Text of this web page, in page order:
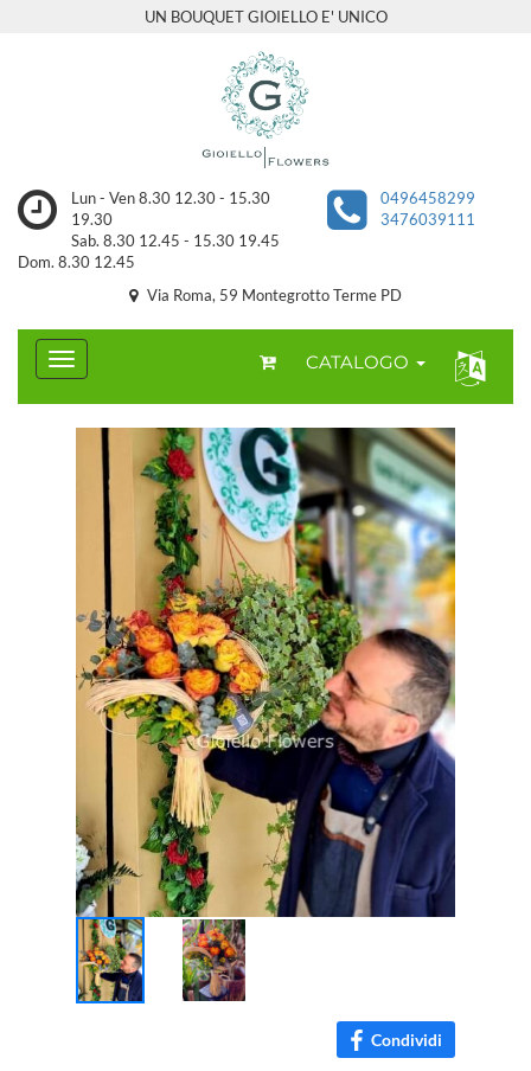
UN BOUQUET GIOIELLO E' UNICO
Lun - Ven 8.30 12.30 - 15.30
19.30
Sab. 8.30 12.45 - 15.30 19.45
Dom. 8.30 12.45
0496458299
3476039111
Via Roma, 59 Montegrotto Terme PD
CATALOGO
Condividi